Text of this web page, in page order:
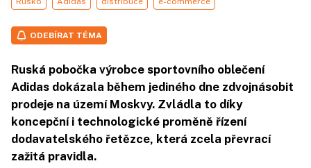
ODEBÍRAT TÉMA
Ruská pobočka výrobce sportovního oblečení
Adidas dokázala během jediného dne zdvojnásobit
prodeje na území Moskvy. Zvládla to díky
koncepční i technologické proměně řízení
dodavatelského řetězce, která zcela převrací
zažitá pravidla.